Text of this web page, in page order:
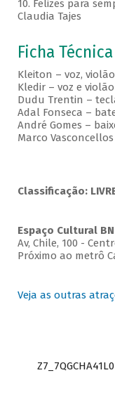
10. Felizes para
Claudia Tajes
Ficha Técnica
Kleiton – voz,
Kledir – voz e violão
Dudu Trentin –
Adal Fonseca –
André Gomes –
Marco
Classificação:
Espaço Cultural
Av, Chile, 100 -
Próximo ao metrô
Veja as outras